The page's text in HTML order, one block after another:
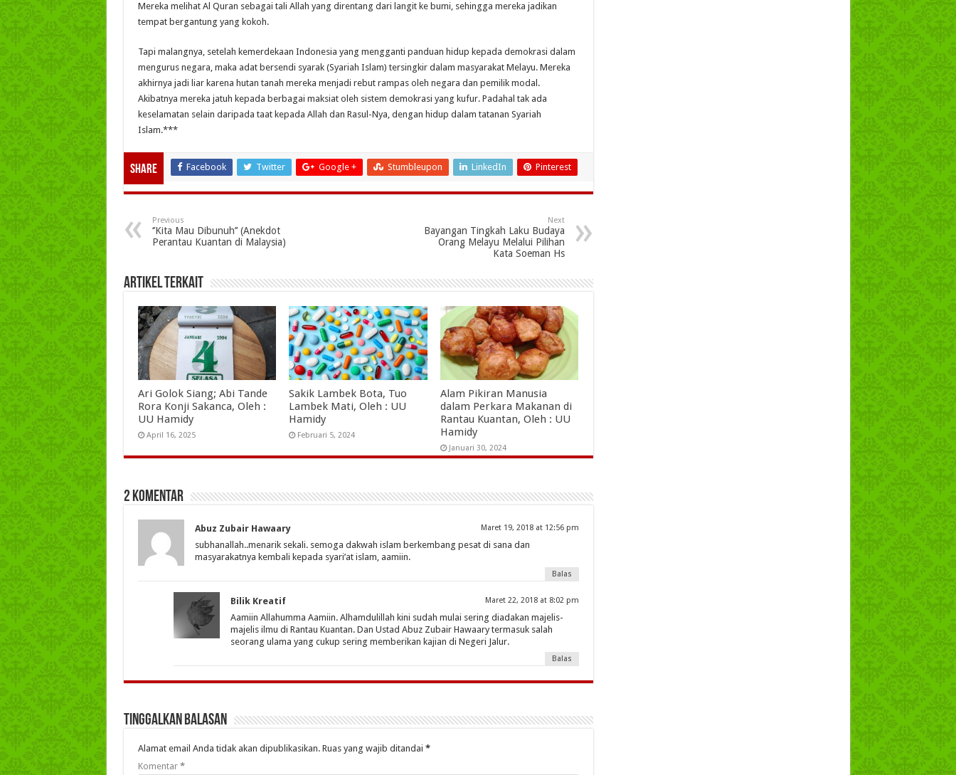
Mereka melihat Al Quran sebagai tali Allah yang direntang dari langit ke bumi, sehingga mereka jadikan
tempat bergantung yang kokoh.
Tapi malangnya, setelah kemerdekaan Indonesia yang mengganti panduan hidup kepada demokrasi dalam
mengurus negara, maka adat bersendi syarak (Syariah Islam) tersingkir dalam masyarakat Melayu. Mereka
akhirnya jadi liar karena hutan tanah mereka menjadi rebut rampas oleh negara dan pemilik modal.
Akibatnya mereka jatuh kepada berbagai maksiat oleh sistem demokrasi yang kufur. Padahal tak ada
keselamatan selain daripada taat kepada Allah dan Rasul-Nya, dengan hidup dalam tatanan Syariah
Islam.***
Share Facebook Twitter Google + Stumbleupon LinkedIn Pinterest
Previous
‘’Kita Mau Dibunuh’’ (Anekdot
Perantau Kuantan di Malaysia)
Next
Bayangan Tingkah Laku Budaya
Orang Melayu Melalui Pilihan
Kata Soeman Hs
Artikel Terkait
Ari Golok Siang; Abi Tande
Rora Konji Sakanca, Oleh :
UU Hamidy
April 16, 2025
Sakik Lambek Bota, Tuo
Lambek Mati, Oleh : UU
Hamidy
Februari 5, 2024
Alam Pikiran Manusia
dalam Perkara Makanan di
Rantau Kuantan, Oleh : UU
Hamidy
Januari 30, 2024
2 Komentar
Abuz Zubair Hawaary Maret 19, 2018 at 12:56 pm
subhanallah..menarik sekali. semoga dakwah islam berkembang pesat di sana dan
masyarakatnya kembali kepada syari’at islam, aamiin.
Balas
Bilik Kreatif Maret 22, 2018 at 8:02 pm
Aamiin Allahumma Aamiin. Alhamdulillah kini sudah mulai sering diadakan majelis-
majelis ilmu di Rantau Kuantan. Dan Ustad Abuz Zubair Hawaary termasuk salah
seorang ulama yang cukup sering memberikan kajian di Negeri Jalur.
Balas
Tinggalkan Balasan
Alamat email Anda tidak akan dipublikasikan. Ruas yang wajib ditandai *
Komentar *